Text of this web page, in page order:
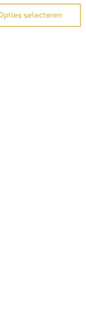
selecteren